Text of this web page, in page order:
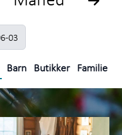
Om
Barn Butikker Familie